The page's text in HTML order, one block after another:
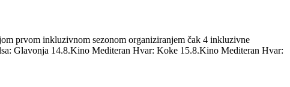
prvom inkluzivnom sezonom organiziranjem čak 4 inkluzivne
Glavonja 14.8.Kino Mediteran Hvar: Koke 15.8.Kino Mediteran Hvar: